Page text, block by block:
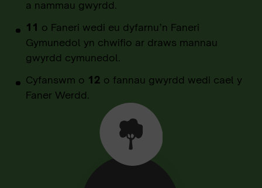
a nammau gwyrdd.
11 o Faneri wedi eu dyfarnu’n Faneri
Gymunedol yn chwifio ar draws mannau
gwyrdd cymunedol.
Cyfanswm o 12 o fannau gwyrdd wedi cael y
Faner Werdd.